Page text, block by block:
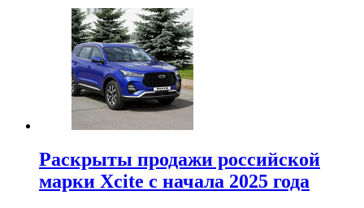
Раскрыты продажи российской
марки Xcite с начала 2025 года